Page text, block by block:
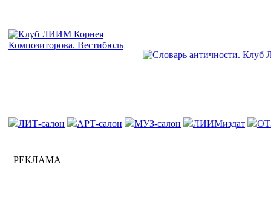
ЛИТ-салон АРТ-салон МУЗ-салон ЛИИМиздат
РЕКЛАМА